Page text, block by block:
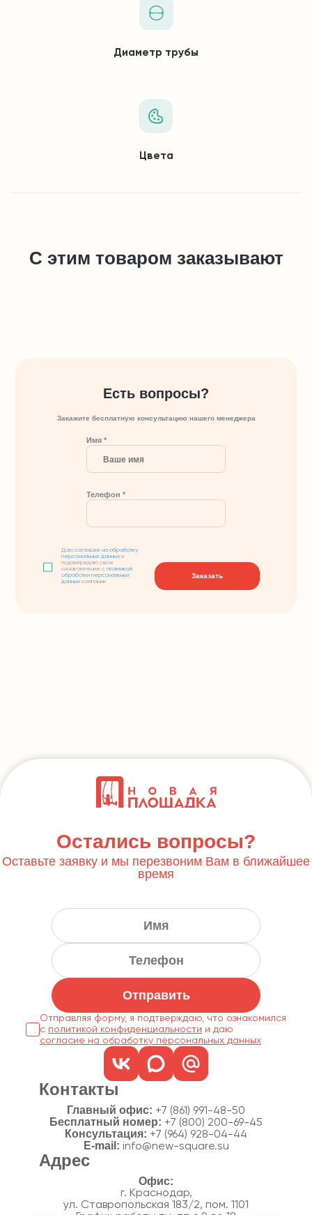
Диаметр трубы
Цвета
С этим товаром заказывают
Есть вопросы?
Закажите бесплатную консультацию нашего менеджера
Имя *
Телефон *
Даюсогласие на обработку
персональных данных и
подтверждаю свое
ознакомление сполитикой
обработки персональных
данных компании
Заказать
Остались вопросы?
Оставьте заявку и мы перезвоним Вам в ближайшее
время
Отправить
Отправляя форму, я подтверждаю, что ознакомился
с политикой конфиденциальности
согласие на обработку персональных данных
Контакты
Главный офис: +7 (861) 991-48-50
Бесплатный номер: +7 (800) 200-69-45
Консультация: +7 (964) 928-04-44
E-mail: info@new-square.su
Адрес
г. Краснодар,
ул. Ставропольская 183/2, пом. 1101